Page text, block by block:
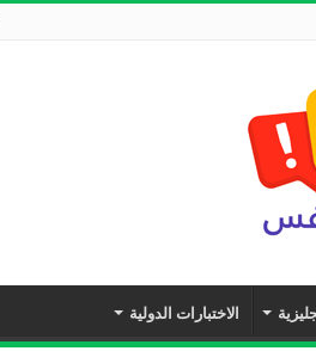
الاختبارات الدولية